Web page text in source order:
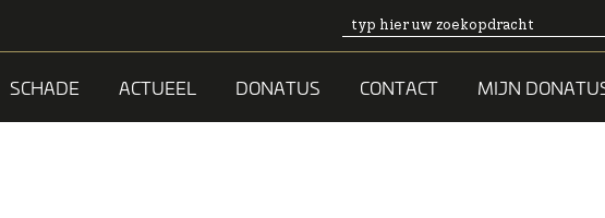
SCHADE ACTUEEL DONATUS CONTACT MIJN